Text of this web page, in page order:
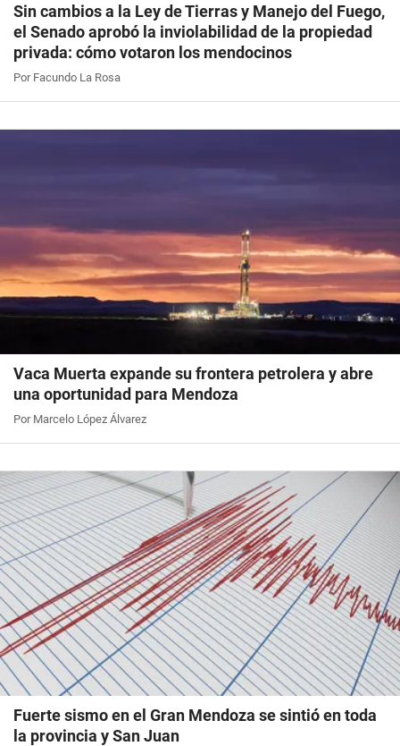
Sin cambios a la Ley de Tierras y Manejo del Fuego,
el Senado aprobó la inviolabilidad de la propiedad
privada: cómo votaron los mendocinos
Por Facundo La Rosa
Vaca Muerta expande su frontera petrolera y abre
una oportunidad para Mendoza
Por Marcelo López Álvarez
Fuerte sismo en el Gran Mendoza se sintió en toda
la provincia y San Juan